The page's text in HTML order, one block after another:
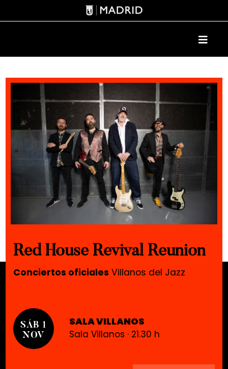
Red House Revival Reunion
Conciertos oficiales Villanos del Jazz
SÁB 1
NOV
SALA VILLANOS
Sala Villanos · 21.30 h